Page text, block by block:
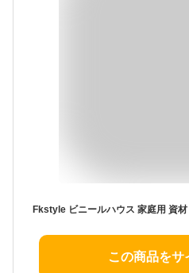
この商品をサ